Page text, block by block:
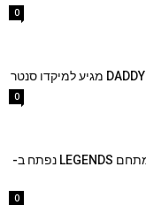
0
0
7 אטרקציות בכרטיס אחד: מתחם LEGENDS נפתח ב-
0